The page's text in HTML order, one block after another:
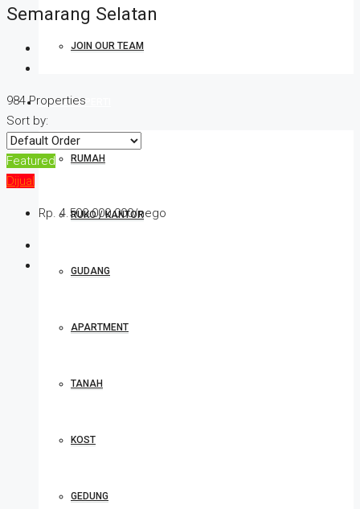
JOIN OUR TEAM
TYPE PROPERTI
RUMAH
RUKO / KANTOR
GUDANG
APARTMENT
TANAH
KOST
GEDUNG
Semarang Selatan
984 Properties
Sort by:
Featured
Dijual
Rp. 4.500.000.000/nego